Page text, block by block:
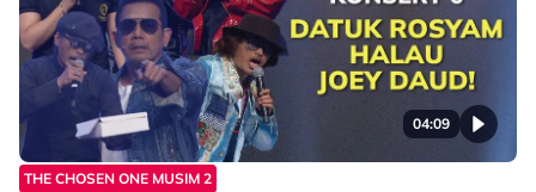
04:09
THE CHOSEN ONE MUSIM 2